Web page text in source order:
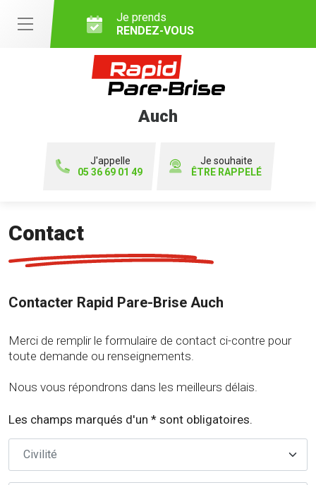
Je prends
RENDEZ-VOUS
Auch
J'appelle
05 36 69 01 49
Je souhaite
ÊTRE RAPPELÉ
Contact
Contacter Rapid Pare-Brise Auch
Merci de remplir le formulaire de contact ci-contre pour
toute demande ou renseignements.
Nous vous répondrons dans les meilleurs délais.
Les champs marqués d'un * sont obligatoires.
Civilité
Centre auto concerné (ville ou CP)